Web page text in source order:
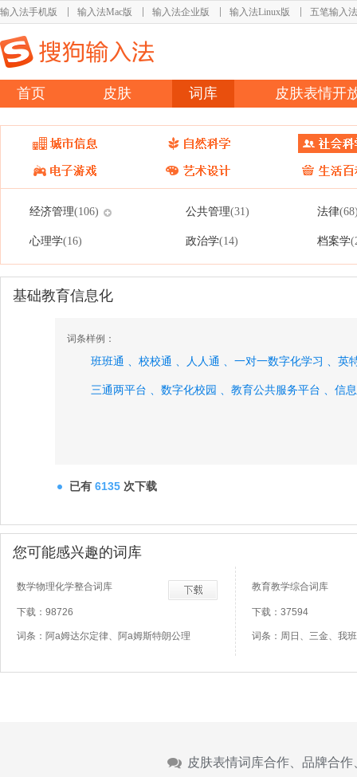
输入法手机版 输入法Mac版 输入法企业版 输入法Linux版 五笔输入法
首页 皮肤 词库 皮肤表情开
经济管理(106) 公共管理(31) 法律
心理学(16) 政治学(14) 档案学
基础教育信息化
词条样例：
班班通 、 校校通 、 人人通 、 一对一数字化学习 、 英
三通两平台 、 数字化校园 、 教育公共服务平台 、 信
已有 6135 次下载
您可能感兴趣的词库
数学物理化学整合词库
下载：98726
词条：阿a姆达尔定律、阿a姆斯特朗公理
教育教学综合词库
下载：37594
词条：周日、三金、我
皮肤表情词库合作、品牌合